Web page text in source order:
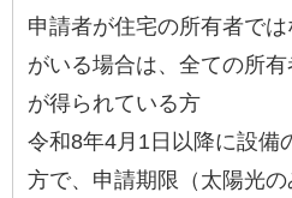
申請者が住宅の所有者で
がいる場合は、全ての所
が得られている方
令和8年4月1日以降に設備
方で、申請期限（太陽光の